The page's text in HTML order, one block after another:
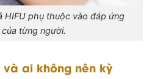
HIFU phụ thuộc vào đáp ứng
từng người.
và ai không nên kỳ